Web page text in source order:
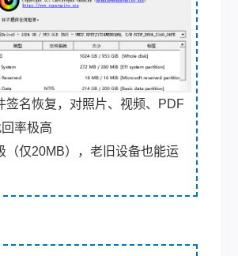
签名恢复，对照片、视频、PDF
率极高
（仅20MB），老旧设备也能运